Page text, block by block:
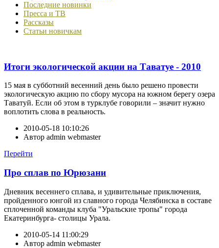
Последние новинки
Пресса и ТВ
Рассказы
Статьи новичкам
Итоги экологической акции на Таватуе - 2010
15 мая в субботний весенний день было решено провести
экологическую акцию по сбору мусора на южном берегу озера
Таватуй. Если об этом в турклубе говорили – значит нужно
воплотить слова в реальность.
2010-05-18 10:10:26
Автор admin webmaster
Перейти
Про сплав по Юрюзани
Дневник весеннего сплава, и удивительные приключения,
пройденного юнгой из славного города Челябинска в составе
сплоченной команды клуба "Уральские тропы" города
Екатеринбурга- столицы Урала.
2010-05-14 11:00:29
Автор admin webmaster